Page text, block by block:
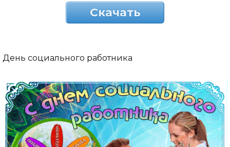
Скачать
День социального работника